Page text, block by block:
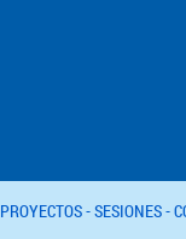
PROYECTOS -SESIONES -